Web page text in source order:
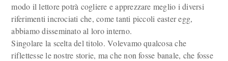
modo il lettore potrà cogliere e apprezzare meglio i diversi
riferimenti incrociati che, come tanti piccoli easter egg,
abbiamo disseminato al loro interno.
Singolare la scelta del titolo. Volevamo qualcosa che
riflettesse le nostre storie, ma che non fosse banale, che fosse